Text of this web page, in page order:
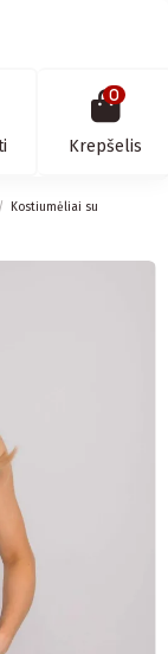
0
Krepšelis
Kostiumėliai su